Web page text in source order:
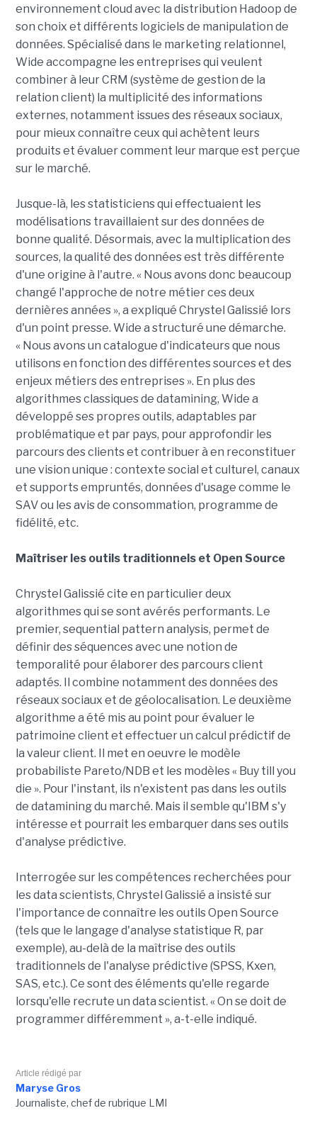
environnement cloud avec la distribution Hadoop de
son choix et différents logiciels de manipulation de
données. Spécialisé dans le marketing relationnel,
Wide accompagne les entreprises qui veulent
combiner à leur CRM (système de gestion de la
relation client) la multiplicité des informations
externes, notamment issues des réseaux sociaux,
pour mieux connaître ceux qui achètent leurs
produits et évaluer comment leur marque est perçue
sur le marché.
Jusque-là, les statisticiens qui effectuaient les
modélisations travaillaient sur des données de
bonne qualité. Désormais, avec la multiplication des
sources, la qualité des données est très différente
d'une origine à l'autre. « Nous avons donc beaucoup
changé l'approche de notre métier ces deux
dernières années », a expliqué Chrystel Galissié lors
d'un point presse. Wide a structuré une démarche.
« Nous avons un catalogue d'indicateurs que nous
utilisons en fonction des différentes sources et des
enjeux métiers des entreprises ». En plus des
algorithmes classiques de datamining, Wide a
développé ses propres outils, adaptables par
problématique et par pays, pour approfondir les
parcours des clients et contribuer à en reconstituer
une vision unique : contexte social et culturel, canaux
et supports empruntés, données d'usage comme le
SAV ou les avis de consommation, programme de
fidélité, etc.
Maîtriser les outils traditionnels et Open Source
Chrystel Galissié cite en particulier deux
algorithmes qui se sont avérés performants. Le
premier, sequential pattern analysis, permet de
définir des séquences avec une notion de
temporalité pour élaborer des parcours client
adaptés. Il combine notamment des données des
réseaux sociaux et de géolocalisation. Le deuxième
algorithme a été mis au point pour évaluer le
patrimoine client et effectuer un calcul prédictif de
la valeur client. Il met en oeuvre le modèle
probabiliste Pareto/NDB et les modèles « Buy till you
die ». Pour l'instant, ils n'existent pas dans les outils
de datamining du marché. Mais il semble qu'IBM s'y
intéresse et pourrait les embarquer dans ses outils
d'analyse prédictive.
Interrogée sur les compétences recherchées pour
les data scientists, Chrystel Galissié a insisté sur
l'importance de connaître les outils Open Source
(tels que le langage d'analyse statistique R, par
exemple), au-delà de la maîtrise des outils
traditionnels de l'analyse prédictive (SPSS, Kxen,
SAS, etc.). Ce sont des éléments qu'elle regarde
lorsqu'elle recrute un data scientist. « On se doit de
programmer différemment », a-t-elle indiqué.
Article rédigé par
Maryse Gros
Journaliste, chef de rubrique LMI